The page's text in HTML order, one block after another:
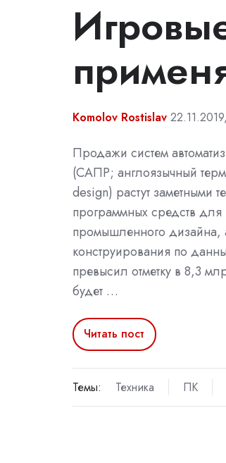
Komolov Rostislav
Продажи систем
(САПР; англоязычный
design) растут заметными
программных средств
промышленного дизайна,
конструирования по
превысил отметку в 8,3
будет …
Читать пост
Темы: Техника ПК